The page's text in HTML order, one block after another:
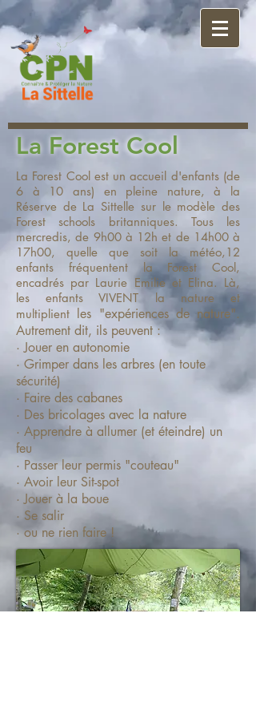
La Forest Cool
La Forest Cool est un accueil d'enfants (de
6 à 10 ans) en pleine nature, à la
Réserve de La Sittelle sur le modèle des
Forest schools britanniques. Tous les
mercredis, de 9h00 à 12h et de 14h00 à
17h00, quelle que soit la météo,12
enfants fréquentent la Forest Cool,
encadrés par Laurie Emilie et Elina. Là,
les enfants VIVENT la nature et
multiplient
les "expériences de nature".
Autrement dit, ils peuvent :
· Jouer en autonomie
· Grimper dans les arbres (en toute
sécurité)
· Faire des cabanes
· Des bricolages avec la nature
· Apprendre à allumer (et éteindre) un
feu
· Passer leur permis "couteau"
· Avoir leur Sit-spot
· Jouer à la boue
· Se salir
· ou ne rien faire !